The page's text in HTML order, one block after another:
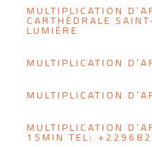
MULTIPLICATION
CARTHÉDRALE
LUMIÈRE
MULTIPLICATION
MULTIPLICATION
MULTIPLICATION
15MIN TEL: